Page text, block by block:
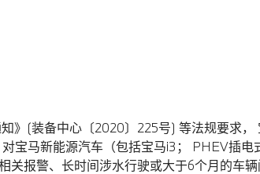
》(装备中心〔2020〕225号) 等法规要求，
宝马新能源汽车（包括宝马i3； PHEV插电
报警、长时间涉水行驶或大于6个月的车